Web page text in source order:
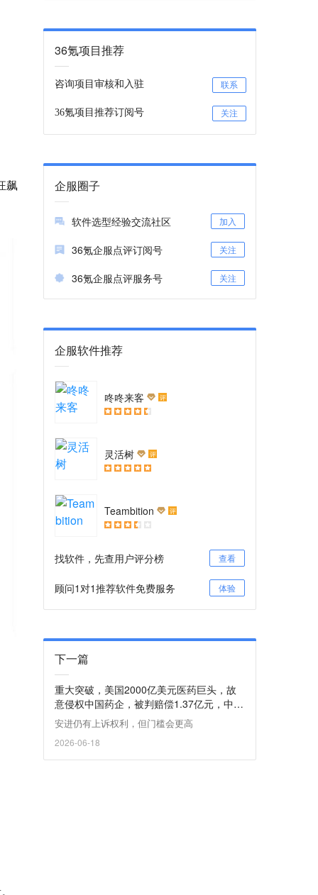
飙
36氪项目推荐
咨询项目审核和入驻 联系
36氪项目推荐订阅号 关注
企服圈子
软件选型经验交流社区 加入
36氪企服点评订阅号 关注
36氪企服点评服务号 关注
企服软件推荐
咚咚来客 评
灵活树 评
Teambition 评
找软件，先查用户评分榜 查看
顾问1对1推荐软件免费服务 体验
下一篇
重大突破，美国2000亿美元医药巨头，故
意侵权中国药企，被判赔偿1.37亿元，中企
董事长：还有潜在3倍惩罚性赔偿机会
安进仍有上诉权利，但门槛会更高
2026-06-18